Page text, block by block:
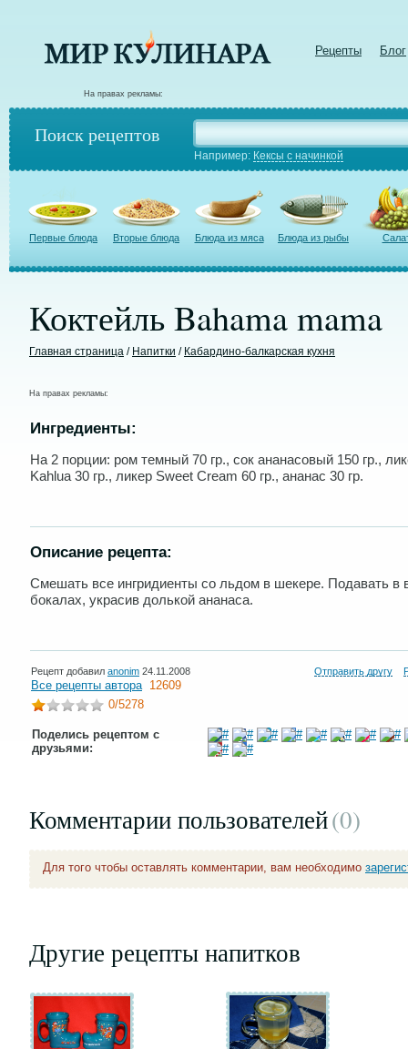
Рецепты Блог
На правах рекламы:
Поиск рецептов
Например: Кексы с начинкой
Первые блюда Вторые блюда Блюда из мяса Блюда из рыбы
Коктейль Bahama mama
Главная страница / Напитки / Кабардино-балкарская кухня
На правах рекламы:
Ингредиенты:
На 2 порции: ром темный 70 гр., сок ананасовый 150 гр.,
Kahlua 30 гр., ликер Sweet Cream 60 гр., ананас 30 гр.
Описание рецепта:
Смешать все ингридиенты со льдом в шекере. Подавать в
бокалах, украсив долькой ананаса.
Рецепт добавил anonim 24.11.2008 Отправить другу
Все рецепты автора 12609
0/5278
Поделись рецептом с
друзьями:
Комментарии пользователей(0)
Для того чтобы оставлять комментарии, вам необходимо
Другие рецепты напитков